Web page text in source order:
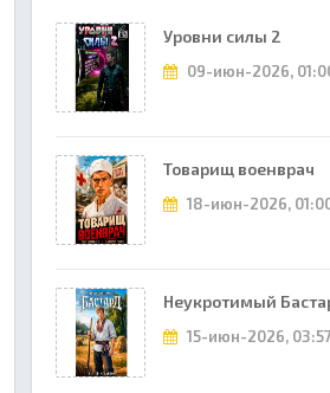
Уровни силы 2
09-июн-2026,
Товарищ военврач
18-июн-2026,
Неукротимый
15-июн-2026, 03:57